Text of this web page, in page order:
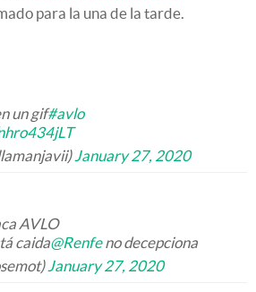
para la una de la tarde.
un gif#avlo
January 27, 2020
AVLO
caida@Renfeno decepciona
January 27, 2020